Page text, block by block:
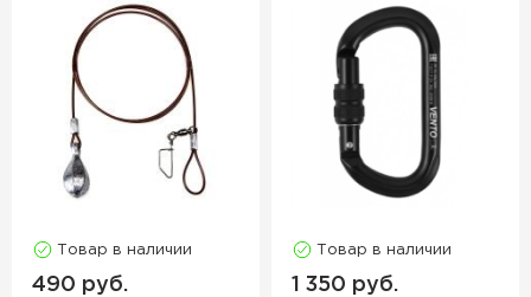
Товар в наличии
490 руб.
Товар в наличии
1 350 руб.